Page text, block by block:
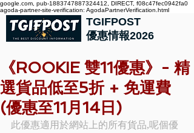
google.com, pub-1883747887324412, DIRECT, f08c47fec0942fa0
agoda-partner-site-verification: AgodaPartnerVerification.html
TGIFPOST
優惠情報2026
《ROOKIE 雙11優惠》- 精
選貨品低至5折 + 免運費
(優惠至11月14日)
此優惠適用於網站上的所有貨品,呢個優